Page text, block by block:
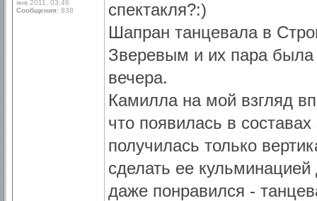
янв 2011, 03:46
Сообщения: 838
спектакля?:)
Шапран танцевала в
Зверевым и их пара была
вечера.
Камилла на мой взгляд
что появилась в
получилась только
сделать ее
даже понравился -